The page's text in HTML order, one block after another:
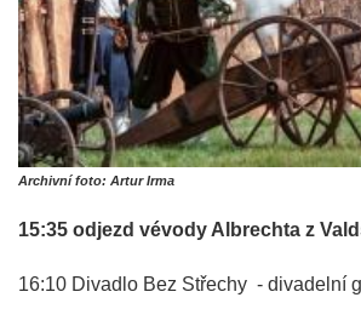
Archivní foto: Artur Irma
15:35 odjezd vévody Albrechta z
16:10 Divadlo Bez Střechy - divadelní